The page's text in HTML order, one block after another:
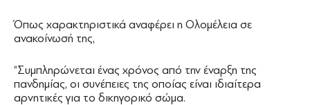
Όπως χαρακτηριστικά αναφέρει η Ολομέλεια σε
ανακοίνωσή της,
“Συμπληρώνεται ένας χρόνος από την έναρξη της
πανδημίας, οι συνέπειες της οποίας είναι ιδιαίτερα
αρνητικές για το δικηγορικό σώμα.